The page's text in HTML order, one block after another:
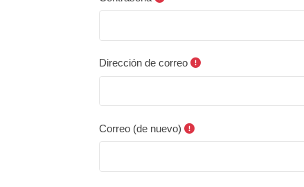
Dirección de correo
Correo (de nuevo)